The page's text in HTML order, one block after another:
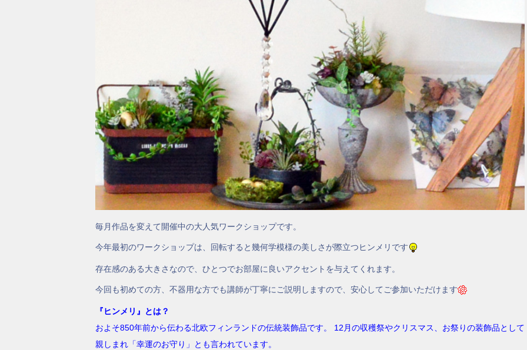
毎月作品を変えて開催中の大人気ワークショップです。
今年最初のワークショップは、回転すると幾何学模様の美しさが際立つヒンメリです
存在感のある大きさなので、ひとつでお部屋に良いアクセントを与えてくれます。
今回も初めての方、不器用な方でも講師が丁寧にご説明しますので、安心してご参加いただけます
『ヒンメリ』とは？
およそ850年前から伝わる北欧フィンランドの伝統装飾品です。 12月の収穫祭やクリスマス、お祭りの装飾品として
親しまれ「幸運のお守り」とも言われています。